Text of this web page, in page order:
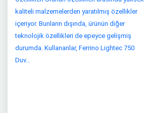
kaliteli malzemelerden yaratılmış özellikler
içeriyor. Bunların dışında, ürünün diğer
teknolojik özellikleri de epeyce gelişmiş
durumda. Kullananlar, Ferrino Lightec 750
Duv...